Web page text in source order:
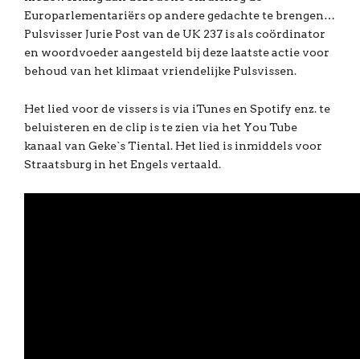
Europarlementariërs op andere gedachte te brengen…
Pulsvisser Jurie Post van de UK 237 is als coördinator
en woordvoeder aangesteld bij deze laatste actie voor
behoud van het klimaat vriendelijke Pulsvissen.
Het lied voor de vissers is via iTunes en Spotify enz. te
beluisteren en de clip is te zien via het You Tube
kanaal van Geke`s Tiental. Het lied is inmiddels voor
Straatsburg in het Engels vertaald.